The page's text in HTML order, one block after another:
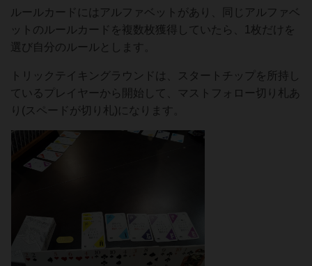
ルールカードにはアルファベットがあり、同じアルファベ
ットのルールカードを複数枚獲得していたら、1枚だけを
選び自分のルールとします。
トリックテイキングラウンドは、スタートチップを所持し
ているプレイヤーから開始して、マストフォロー切り札あ
り(スペードが切り札)になります。